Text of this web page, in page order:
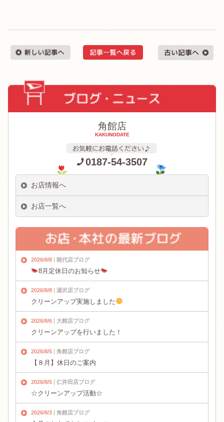
角館店
KAKUNODATE
0187-54-3507
お店情報へ
お店一覧へ
2026/8/8 能代店ブログ
8月定休日のお知らせ
2026/8/8 湯沢店ブログ
クリーンアップ実施しました
2026/8/6 大館店ブログ
クリーンアップを行いました！
2026/8/5 角館店ブログ
【８月】休日のご案内
2026/8/5 仁井田店ブログ
☆クリーンアップ活動☆
2026/8/3 角館店ブログ